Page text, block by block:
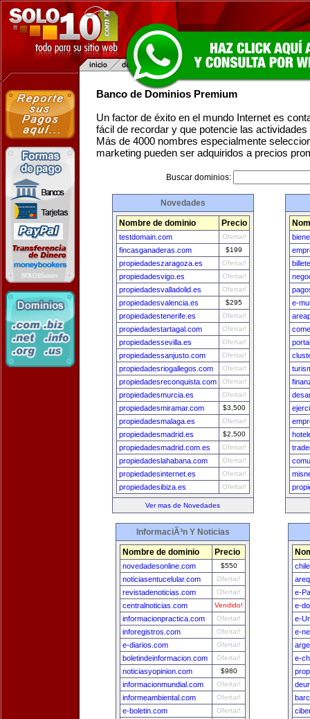
Banco de Dominios Premium
Un factor de éxito en el mundo Internet es
fácil de recordar y que potencie las
Más de 4000 nombres especialmente
marketing pueden ser adquiridos a precios
Buscar dominios:
Novedades
Nombre de dominio Precio
testdomain.com Ofertar!
fincasganaderas.com $199
propiedadeszaragoza.es Ofertar!
propiedadesvigo.es Ofertar!
propiedadesvalladolid.es Ofertar!
propiedadesvalencia.es $295
propiedadestenerife.es Ofertar!
propiedadestartagal.com Ofertar!
propiedadessevilla.es Ofertar!
propiedadessanjusto.com Ofertar!
propiedadesriogallegos.com Ofertar!
propiedadesreconquista.com Ofertar!
propiedadesmurcia.es Ofertar!
propiedadesmiramar.com $3,500
propiedadesmalaga.es Ofertar!
propiedadesmadrid.es $2,500
propiedadesmadrid.com.es Ofertar!
propiedadeslahabana.com Ofertar!
propiedadesinternet.es Ofertar!
propiedadesibiza.es Ofertar!
Ver mas de Novedades
e-
InformaciÃ³n Y Noticias
Nombre de dominio Precio
novedadesonline.com $550
noticiasentucelular.com Ofertar!
revistadenoticias.com Ofertar!
centralnoticias.com Vendido!
informacionpractica.com Ofertar!
inforegistros.com Ofertar!
e-diarios.com Ofertar!
boletindeinformacion.com Ofertar!
noticiasyopinion.com $980
informacionmundial.com Ofertar!
informeambiental.com Ofertar!
e-boletin.com Ofertar!
e-
e-
e-
e-
e-